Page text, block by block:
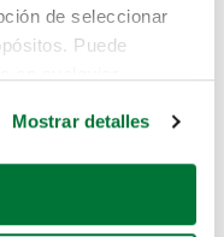
de seleccionar
Puede
ubicación geográfica
Mostrar detalles
que estás